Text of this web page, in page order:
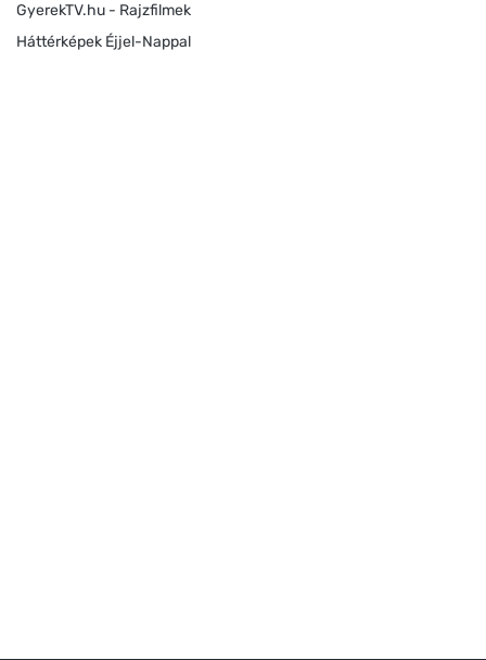
GyerekTV.hu - Rajzfilmek
Háttérképek Éjjel-Nappal